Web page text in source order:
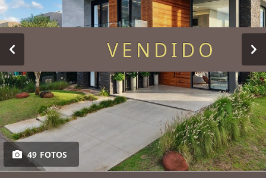
49 FOTOS
VENDIDO